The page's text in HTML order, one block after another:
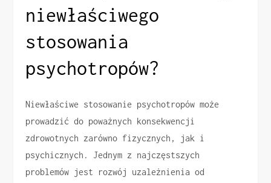
niewłaściwego
stosowania
psychotropów?
Niewłaściwe stosowanie psychotropów może
prowadzić do poważnych konsekwencji
zdrowotnych zarówno fizycznych, jak i
psychicznych. Jednym z najczęstszych
problemów jest rozwój uzależnienia od